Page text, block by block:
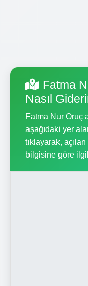
Fatma
Nasıl
Fatma Nur Oruç
aşağıdaki yer
tıklayarak,
bilgisine göre